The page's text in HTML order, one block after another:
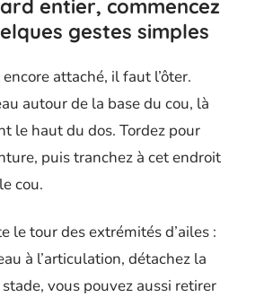
entier, commencez
gestes simples
attaché, il faut l’ôter.
autour de la base du cou, là
le haut du dos. Tordez pour
puis tranchez à cet endroit
cou.
le tour des extrémités d’ailes :
à l’articulation, détachez la
vous pouvez aussi retirer